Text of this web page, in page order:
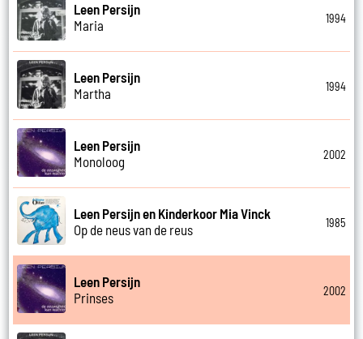
Leen Persijn
Maria
1994
Leen Persijn
Martha
1994
Leen Persijn
Monoloog
2002
Leen Persijn en Kinderkoor Mia Vinck
Op de neus van de reus
1985
Leen Persijn
Prinses
2002